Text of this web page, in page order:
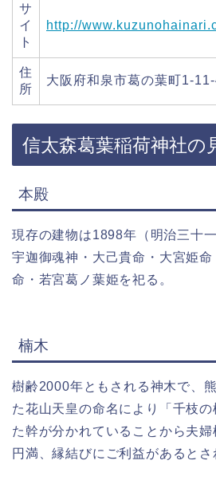
サ
イ
ト
http://
住
所
大阪府和泉市葛の葉町1-
信太森葛葉稲荷神社の
本殿
現存の建物は1898年（明治三十一
宇迦御魂神・大己貴命・大宮姫
命・若宮葛ノ葉姫を祀る。
楠木
樹齢2000年ともされる神木で、
た花山天皇の命名により「千枝の
た幹が分かれていることから夫
円満、縁結びにご利益があるとさ